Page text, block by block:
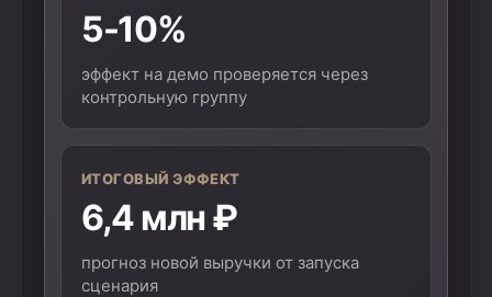
5-10%
эффект на демо проверяется через
контрольную группу
ИТОГОВЫЙ ЭФФЕКТ
6,4 млн ₽
прогноз новой выручки от запуска
сценария